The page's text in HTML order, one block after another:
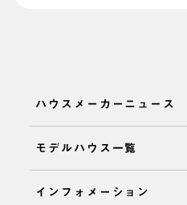
ハウスメーカーニュース
モデルハウス一覧
インフォメーション